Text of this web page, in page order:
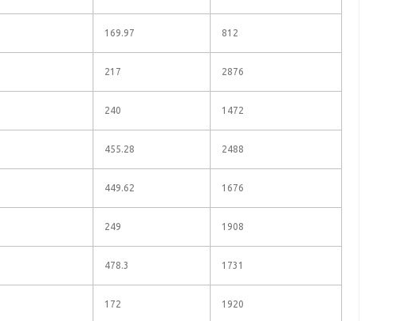
169.97 812
217 2876
240 1472
455.28 2488
449.62 1676
249 1908
478.3 1731
172 1920